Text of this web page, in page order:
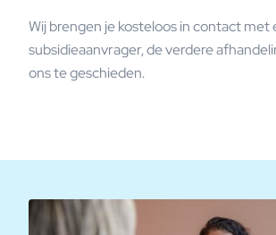
Wij brengen je kosteloos in contact met
subsidieaanvrager, de verdere
ons te geschieden.